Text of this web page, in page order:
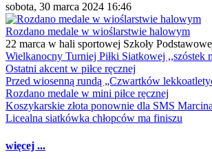
sobota, 30 marca 2024 16:46
Rozdano medale w wioślarstwie halowym
22 marca w hali sportowej Szkoły
Wielkanocny Turniej Piłki Siatkowej ,,szóstek
Ostatni akcent w piłce ręcznej
Przed wiosenną rundą „Czwartków
Rozdano medale w mini piłce ręcznej
Koszykarskie złota ponownie dla SMS
Licealna siatkówka chłopców ma finiszu
więcej ...